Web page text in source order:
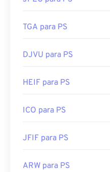
TGA para PS
DJVU para PS
HEIF para PS
ICO para PS
JFIF para PS
ARW para PS